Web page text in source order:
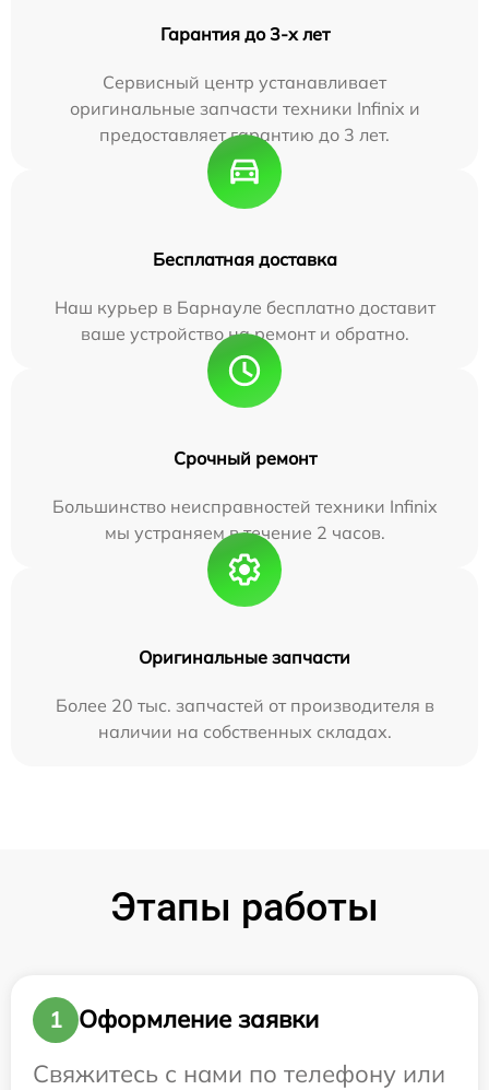
Гарантия до 3-х лет
Сервисный центр устанавливает
оригинальные запчасти техники Infinix и
предоставляет гарантию до 3 лет.
Бесплатная доставка
Наш курьер в Барнауле бесплатно доставит
ваше устройство на ремонт и обратно.
Срочный ремонт
Большинство неисправностей техники Infinix
мы устраняем в течение 2 часов.
Оригинальные запчасти
Более 20 тыс. запчастей от производителя в
наличии на собственных складах.
Этапы работы
1
Оформление заявки
Свяжитесь с нами по телефону или